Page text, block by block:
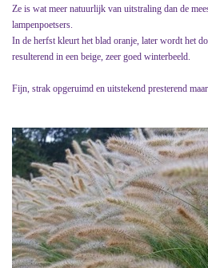
Ze is wat meer natuurlijk van uitstraling dan de
lampenpoetsers.
In de herfst kleurt het blad oranje, later wordt het
resulterend in een beige, zeer goed winterbeeld.
Fijn, strak opgeruimd en uitstekend presterend